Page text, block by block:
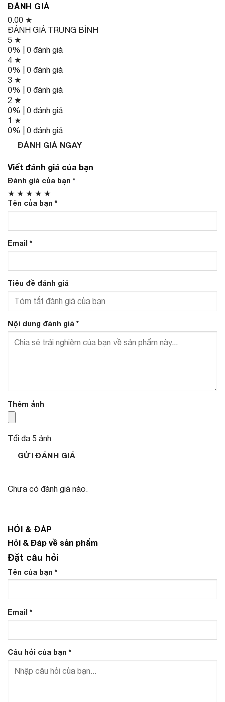
ĐÁNH GIÁ
0.00 ★
ĐÁNH GIÁ TRUNG BÌNH
5 ★
0% | 0 đánh giá
4 ★
0% | 0 đánh giá
3 ★
0% | 0 đánh giá
2 ★
0% | 0 đánh giá
1 ★
0% | 0 đánh giá
ĐÁNH GIÁ NGAY
Viết đánh giá của bạn
Đánh giá của bạn *
★ ★ ★ ★ ★
Tên của bạn *
Email *
Tiêu đề đánh giá
Nội dung đánh giá *
Thêm ảnh
Tối đa 5 ảnh
GỬI ĐÁNH GIÁ
Chưa có đánh giá nào.
HỎI & ĐÁP
Hỏi & Đáp về sản phẩm
Đặt câu hỏi
Tên của bạn *
Email *
Câu hỏi của bạn *